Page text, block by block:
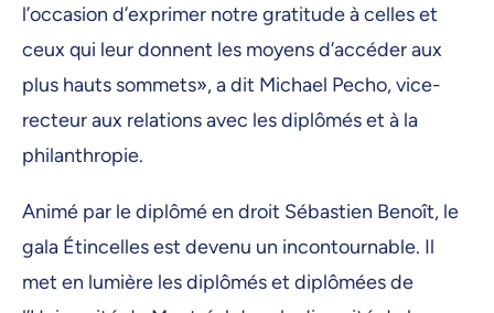
l’occasion d’exprimer notre gratitude à celles et
ceux qui leur donnent les moyens d’accéder aux
plus hauts sommets», a dit Michael Pecho, vice-
recteur aux relations avec les diplômés et à la
philanthropie.
Animé par le diplômé en droit Sébastien Benoît, le
gala Étincelles est devenu un incontournable. Il
met en lumière les diplômés et diplômées de